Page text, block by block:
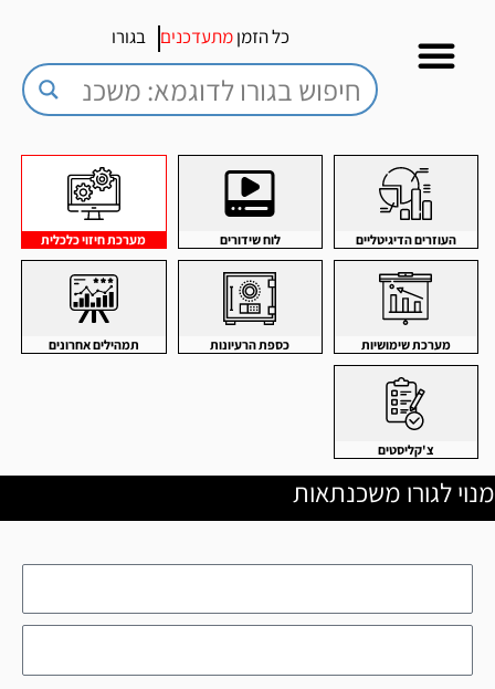
כל הזמןמתעדכנים בגורו
העוזרים הדיגיטליים לוח שידורים מערכת חיזוי כלכלית
מערכת שימושיות כספת הרעיונות תמהילים אחרונים
צ'קליסטים
מנוי לגורו משכנתאות